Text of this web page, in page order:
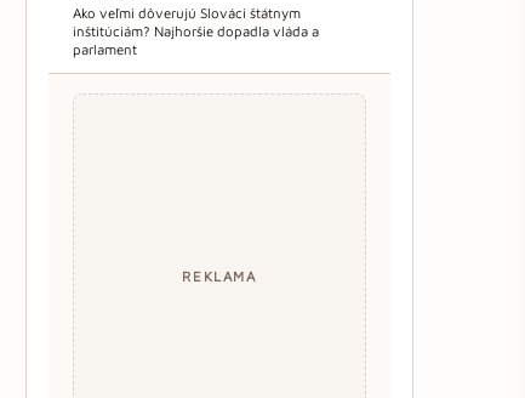
Ako veľmi dôverujú Slováci štátnym
inštitúciám? Najhoršie dopadla vláda a
parlament
REKLAMA